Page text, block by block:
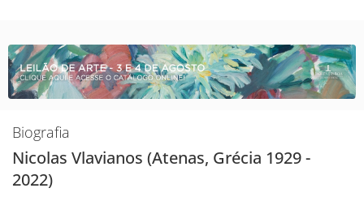
Biografia
Nicolas Vlavianos (Atenas, Grécia 1929 -
2022)